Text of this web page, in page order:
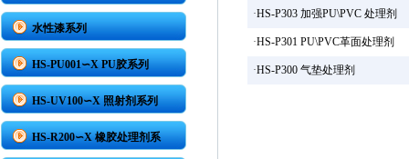
水性漆系列
HS-PU001∽X PU胶系列
HS-UV100∽X 照射剂系列
HS-R200∽X 橡胶处理剂系
·HS-P303 加强PU\PVC 处理剂
·HS-P301 PU\PVC革面处理剂
·HS-P300 气垫处理剂